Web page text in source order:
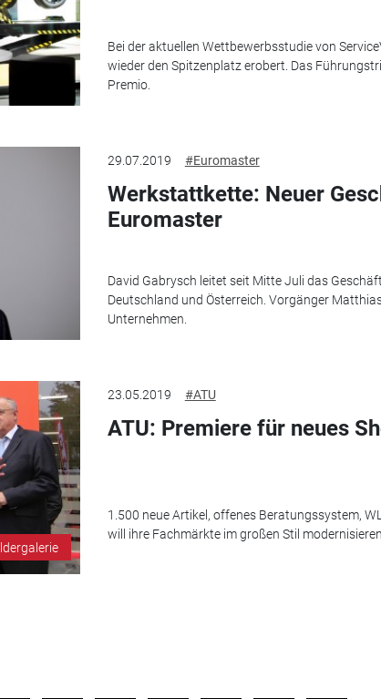
Bei der aktuellen Wettbewerbsstudie von
wieder den Spitzenplatz erobert. Das
Premio.
29.07.2019 #Euromaster
Werkstattkette: Neuer
Euromaster
David Gabrysch leitet seit Mitte Juli das
Deutschland und Österreich. Vorgänger
Unternehmen.
23.05.2019 #ATU
ATU: Premiere für neues
1.500 neue Artikel, offenes Beratungssystem,
will ihre Fachmärkte im großen Stil